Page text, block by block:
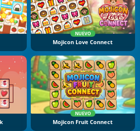
NUEVO
Mojicon Love Connect
NUEVO
Mojicon Fruit Connect